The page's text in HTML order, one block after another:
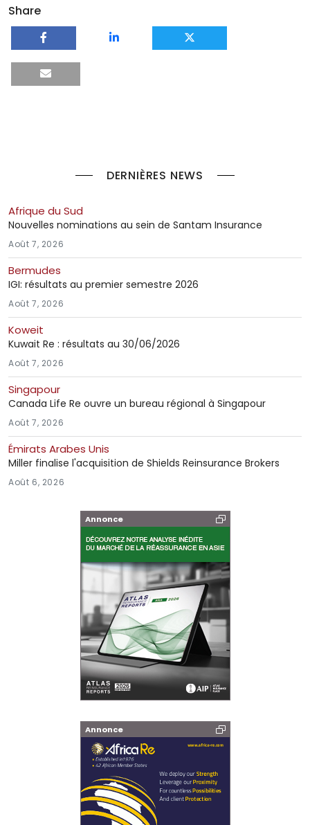
Share
DERNIÈRES NEWS
Afrique du Sud
Nouvelles nominations au sein de Santam Insurance
Août 7, 2026
Bermudes
IGI: résultats au premier semestre 2026
Août 7, 2026
Koweit
Kuwait Re : résultats au 30/06/2026
Août 7, 2026
Singapour
Canada Life Re ouvre un bureau régional à Singapour
Août 7, 2026
Émirats Arabes Unis
Miller finalise l'acquisition de Shields Reinsurance Brokers
Août 6, 2026
Annonce
Annonce